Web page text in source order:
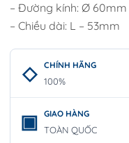
– Đường kính: Ø 60mm
– Chiều dài: L – 53mm
CHÍNH HÃNG
100%
GIAO HÀNG
TOÀN QUỐC